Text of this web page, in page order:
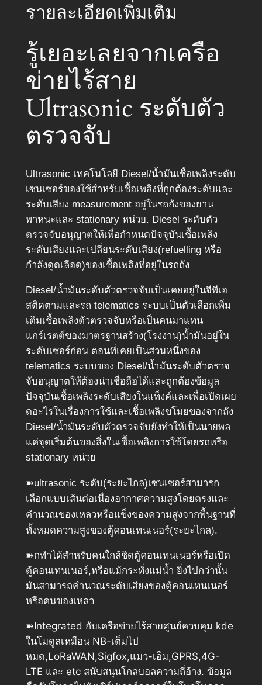
รายละเอียดเพิ่มเติม
รู้เยอะเลยจากเครือ
ข่ายไร้สาย
Ultrasonic ระดับตัว
ตรวจจับ
Ultrasonic เทคโนโลยี Diesel/น้ำมันเชื้อเพลิงระดับ
เซนเซอร์ของใช้สำหรับเชื้อเพลิงที่ถูกต้องระดับและ
ระดับเสียง measurement อยู่ในรถถังของยาน
พาหนะและ stationary หน่วย. Diesel ระดับตัว
ตรวจจับอนุญาตให้เพื่อกำหนดปัจจุบันเชื้อเพลิง
ระดับเสียงและเปลี่ยนระดับเสียง(refuelling หรือ
กำลังดูดเลือด)ของเชื้อเพลิงที่อยู่ในรถถัง
Diesel/น้ำมันระดับตัวตรวจจับเป็นเคยอยู่ในจีพีเอ
สติดตามและรถ telematics ระบบเป็นตัวเลือกเพิ่ม
เติมเชื้อเพลิงตัวตรวจจับหรือเป็นคนมาแทน
แกร์เรตต์ของมาตรฐานสร้าง(โรงงาน)น้ำมันอยู่ใน
ระดับเซอร์ก่อน ตอนที่เคยเป็นส่วนหนึ่งของ
telematics ระบบของ Diesel/น้ำมันระดับตัวตรวจ
จับอนุญาตให้ต้องน่าเชื่อถือได้และถูกต้องข้อมูล
ปัจจุบันเชื้อเพลิงระดับเสียงในแท็งค์และเพื่อเปิดเผย
ดอะไรในเรื่องการใช้และเชื้อเพลิงขโมยของจากถัง
Diesel/น้ำมันระดับตัวตรวจจับยังทำให้เป็นนายพล
แค่จุดเริ่มต้นของสิ่งในเชื้อเพลิงการใช้โดยรถหรือ
stationary หน่วย
➽ultrasonic ระดับ(ระยะไกล)เซนเซอร์สามารถ
เลือกแบบเส้นต่อเนื่องอากาศความสูงโดยตรงและ
คำนวณของเหลวหรือแข็งของความสูงจากพื้นฐานที่
ทั้งหมดความสูงของตู้คอนเทนเนอร์(ระยะไกล).
➽กทำได้สำหรับคนใกล้ชิดตู้คอนเทนเนอร์หรือเปิด
ตู้คอนเทนเนอร์,หรือแม้กระทั่งแม่น้ำ ยิ่งไปกว่านั้น
มันสามารถคำนวณระดับเสียงของตู้คอนเทนเนอร์
หรือคนของเหลว
➽Integrated กับเครือข่ายไร้สายศูนย์ควบคุม kde
ในโมดูลเหมือน NB-เต็มไป
หมด,LoRaWAN,Sigfox,แมว-เอ็ม,GPRS,4G-
LTE และ etc สนับสนุนโกลบอลความถี่อ้าง. ข้อมูล